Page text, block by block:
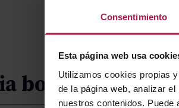
Consentimiento
Esta página web usa
Utilizamos cookies propias
de la página web, analizar
nuestros contenidos. Puede
bodega